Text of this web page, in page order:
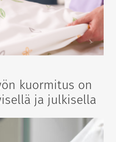
kuormitus on
ja julkisella